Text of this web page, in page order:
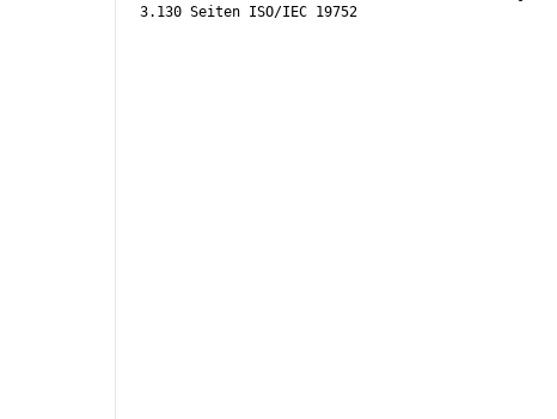
3.130 Seiten ISO/IEC 19752